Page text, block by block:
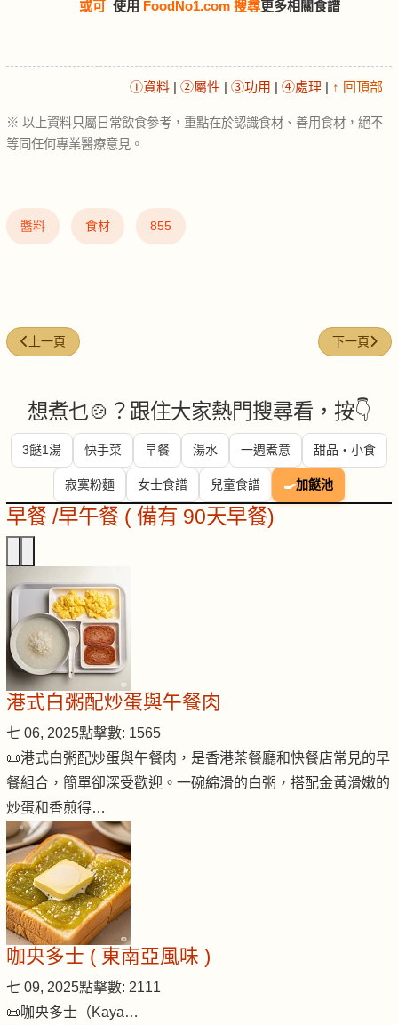
或可 使用 FoodNo1.com 搜尋更多相關食譜
①資料 | ②屬性 | ③功用 | ④處理 | ↑ 回頂部
※ 以上資料只屬日常飲食參考，重點在於認識食材、善用食材，絕不
等同任何專業醫療意見。
醬料 食材 855
上一篇文章: 薯粉 (Potato starch noodles)
上一頁 下一篇文
下一頁
想煮乜🍲？跟住大家熱門搜尋看，按👇
3餸1湯 快手菜 早餐 湯水 一週煮意 甜品・小食
寂寞粉麵 女士食譜 兒童食譜 🍳加餸池
早餐 /早午餐 ( 備有 90天早餐)
港式白粥配炒蛋與午餐肉
七 06, 2025點擊數: 1565
📜港式白粥配炒蛋與午餐肉，是香港茶餐廳和快餐店常見的早
餐組合，簡單卻深受歡迎。一碗綿滑的白粥，搭配金黃滑嫩的
炒蛋和香煎得…
咖央多士 ( 東南亞風味 )
七 09, 2025點擊數: 2111
📜咖央多士（Kaya…